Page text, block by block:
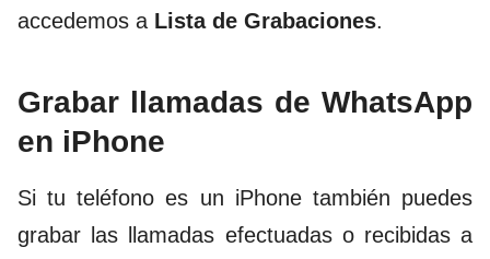
accedemos a Lista de Grabaciones.
Grabar llamadas de WhatsApp
en iPhone
Si tu teléfono es un iPhone también puedes
grabar las llamadas efectuadas o recibidas a